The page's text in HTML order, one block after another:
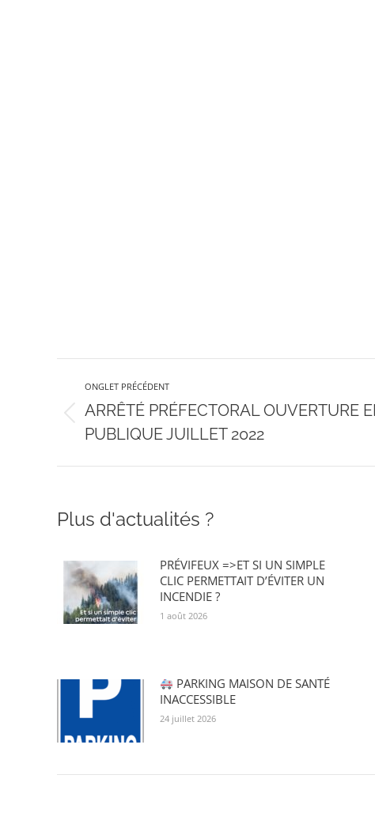
Navigation
de
commentaire
ONGLET PRÉCÉDENT
Onglet
précédent
ARRÊTÉ PRÉFECTORAL OUVERTURE
PUBLIQUE JUILLET 2022
Plus d'actualités ?
PRÉVIFEUX =>ET SI UN SIMPLE
CLIC PERMETTAIT D’ÉVITER UN
INCENDIE ?
1 août 2026
PARKING MAISON DE SANTÉ
INACCESSIBLE
24 juillet 2026